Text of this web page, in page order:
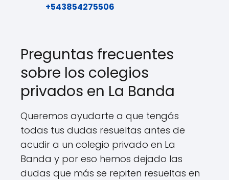
+543854275506
Preguntas frecuentes
sobre los colegios
privados en La Banda
Queremos ayudarte a que tengás
todas tus dudas resueltas antes de
acudir a un colegio privado en La
Banda y por eso hemos dejado las
dudas que más se repiten resueltas en